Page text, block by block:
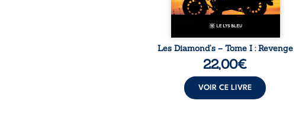
Les Diamond’s – Tome I : Revenge
22,00€
VOIR CE LIVRE